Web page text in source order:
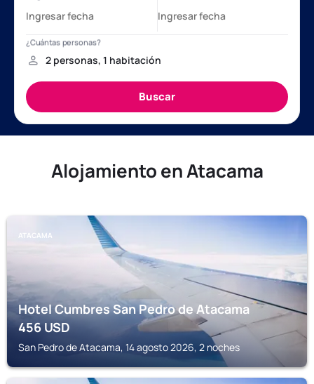
Alojamiento en Atacama
ATACAMA
Hotel Cumbres San Pedro de Atacama
456USD
San Pedro de Atacama, 14 agosto 2026, 2 noches